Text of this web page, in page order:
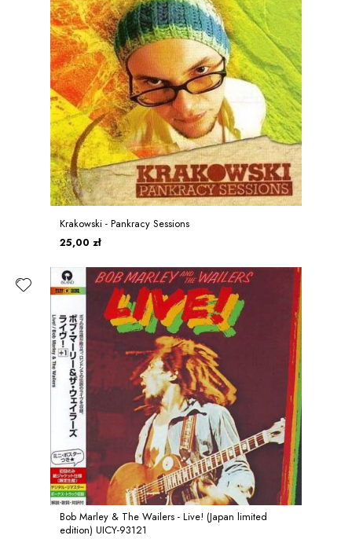
Krakowski - Pankracy Sessions
25,00 zł
Bob Marley & The Wailers - Live! (Japan limited
edition) UICY-93121